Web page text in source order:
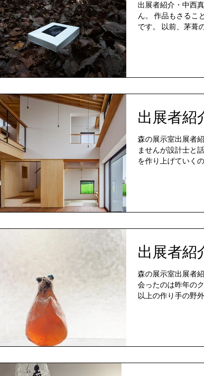
出展者紹介・中西
ん。 作品もさることながら展示方法も何気にいいの
です。 以前、茅葺の屋根裏部屋での展示に遭遇しま
出展者紹
森の展示室出展者
ませんが設計士と
を作り上げていく
出展者紹
森の展示室出展者
会ったのは昨年のクラ
以上の作り手の野